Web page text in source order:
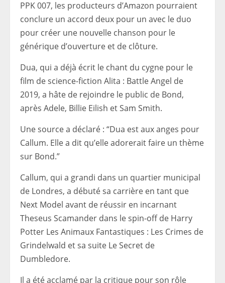
PPK 007, les producteurs d’Amazon pourraient
conclure un accord deux pour un avec le duo
pour créer une nouvelle chanson pour le
générique d’ouverture et de clôture.
Dua, qui a déjà écrit le chant du cygne pour le
film de science-fiction Alita : Battle Angel de
2019, a hâte de rejoindre le public de Bond,
après Adele, Billie Eilish et Sam Smith.
Une source a déclaré : “Dua est aux anges pour
Callum. Elle a dit qu’elle adorerait faire un thème
sur Bond.”
Callum, qui a grandi dans un quartier municipal
de Londres, a débuté sa carrière en tant que
Next Model avant de réussir en incarnant
Theseus Scamander dans le spin-off de Harry
Potter Les Animaux Fantastiques : Les Crimes de
Grindelwald et sa suite Le Secret de
Dumbledore.
Il a été acclamé par la critique pour son rôle